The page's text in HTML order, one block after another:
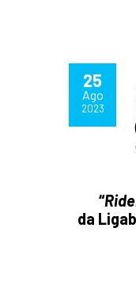
25
Ago
2023
“
da